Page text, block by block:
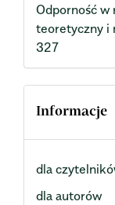
Odporność w
teoretyczny i
327
Informacje
dla
dla autorów